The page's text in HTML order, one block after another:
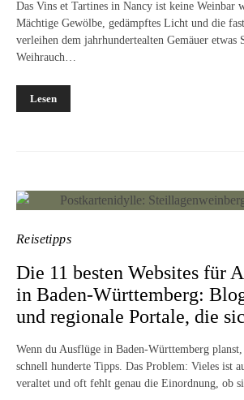
Das Vins et Tartines in Nancy ist keine Weinbar
Mächtige Gewölbe, gedämpftes Licht und die
verleihen dem jahrhundertealten Gemäuer etwas
Weihrauch…
Lesen
Reisetipps
Die 11 besten Websites für
in Baden-Württemberg:
und regionale Portale, die
Wenn du Ausflüge in Baden-Württemberg
schnell hunderte Tipps. Das Problem: Vieles ist
veraltet und oft fehlt genau die Einordnung, ob